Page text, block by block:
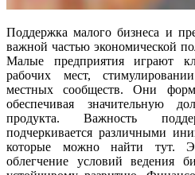
Поддержка малого бизнеса и
важной частью экономической
Малые предприятия играют
рабочих мест,
местных сообществ. Они
обеспечивая значительную
продукта. Важность
подчеркивается различными
которые можно найти тут.
облегчение условий ведения